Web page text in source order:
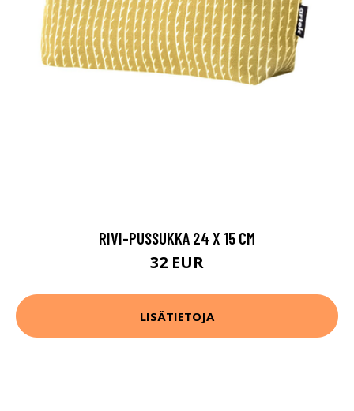
RIVI-PUSSUKKA 24 X 15 CM
32 EUR
LISÄTIETOJA